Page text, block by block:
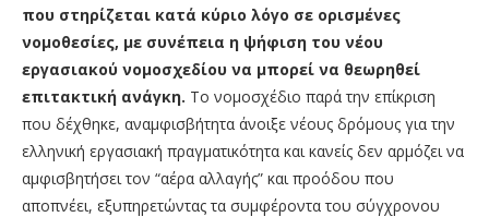
που στηρίζεται κατά κύριο λόγο σε ορισμένες
νομοθεσίες, με συνέπεια η ψήφιση του νέου
εργασιακού νομοσχεδίου να μπορεί να θεωρηθεί
επιτακτική ανάγκη. Το νομοσχέδιο παρά την επίκριση
που δέχθηκε, αναμφισβήτητα άνοιξε νέους δρόμους για την
ελληνική εργασιακή πραγματικότητα και κανείς δεν αρμόζει να
αμφισβητήσει τον “αέρα αλλαγής” και προόδου που
αποπνέει, εξυπηρετώντας τα συμφέροντα του σύγχρονου